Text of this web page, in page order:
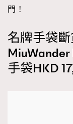
門！
名牌手袋
手袋HKD